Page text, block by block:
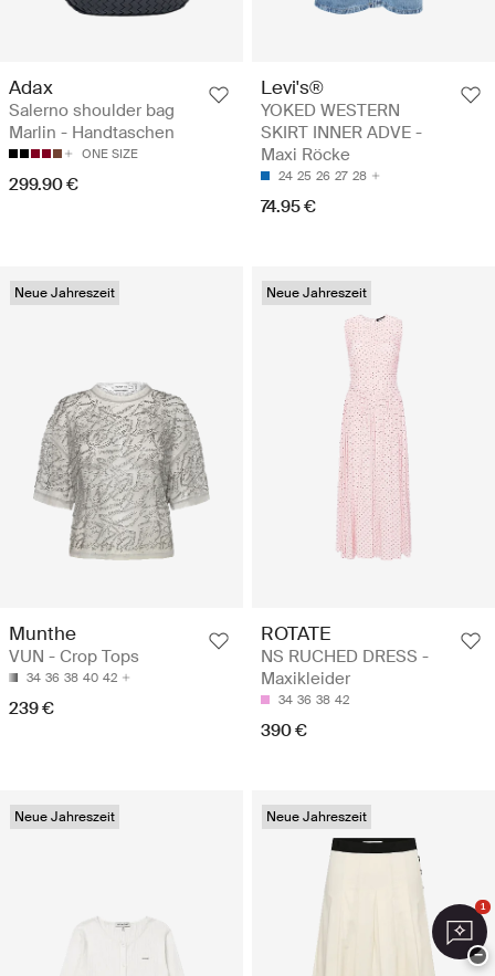
Adax
Salerno shoulder bag
Marlin - Handtaschen
ONE SIZE
299.90 €
Levi's®
YOKED WESTERN
SKIRT INNER ADVE -
Maxi Röcke
24 25 26 27 28
74.95 €
Neue Jahreszeit
Munthe
VUN - Crop Tops
34 36 38 40 42
239 €
Neue Jahreszeit
ROTATE
NS RUCHED DRESS -
Maxikleider
34 36 38 42
390 €
Neue Jahreszeit Neue Jahreszeit
1
−